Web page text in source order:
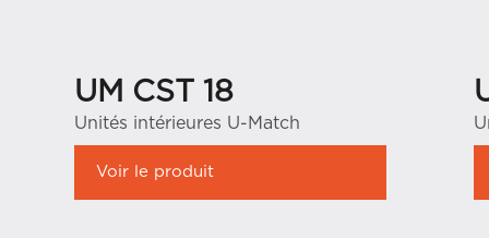
UM CST 18
Unités intérieures U-Match
Voir le produit